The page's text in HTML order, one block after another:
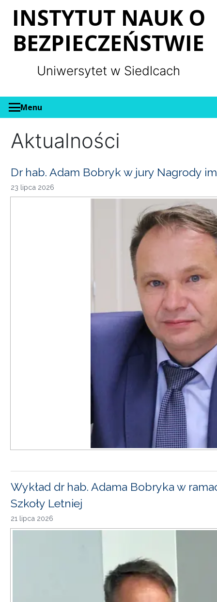
INSTYTUT NAUK O
BEZPIECZEŃSTWIE
Uniwersytet w Siedlcach
Menu
Aktualności
Dr hab. Adam Bobryk w jury Nagrody
23 lipca 2026
Wykład dr hab. Adama Bobryka w
Szkoły Letniej
21 lipca 2026